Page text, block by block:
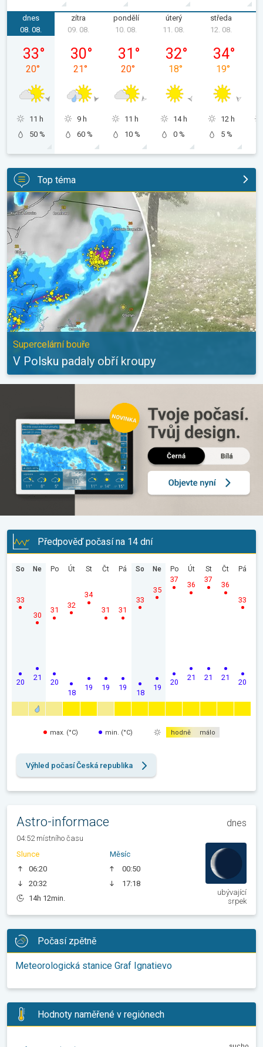
dnes
sobota 08. 08.
08. 08.
33°
20°
11 h
50 %
zítra
09. 08.
30°
21°
9 h
60 %
pondělí
10. 08.
31 °
20°
11 h
10 %
úterý
11. 08.
32°
18°
14 h
0 %
středa
12. 08.
34°
19°
12 h
5 %
Top téma
V Polsku padaly obří kroupy. Supercelární bouře. . .
Supercelární bouře
V Polsku padaly obří kroupy
Předpověď počasí na 14 dní
So
20
33
Ne
21
30
Po
20
31
Út
18
32
St
19
34
Čt
19
31
Pá
19
31
So
18
33
Ne
19
35
Po
20
37
Út
21
36
St
21
37
Čt
21
36
Pá
20
33
max. (°C) min. (°C) hodně málo
Výhled počasí Česká republika
Astro-informace dnes
04:52 místního času
Slunce
06:20
20:32
14h 12min.
Měsíc
00:50
17:18
ubývající
srpek
Počasí zpětně
Meteorologická stanice Graf Ignatievo
Hodnoty naměřené v regiónech